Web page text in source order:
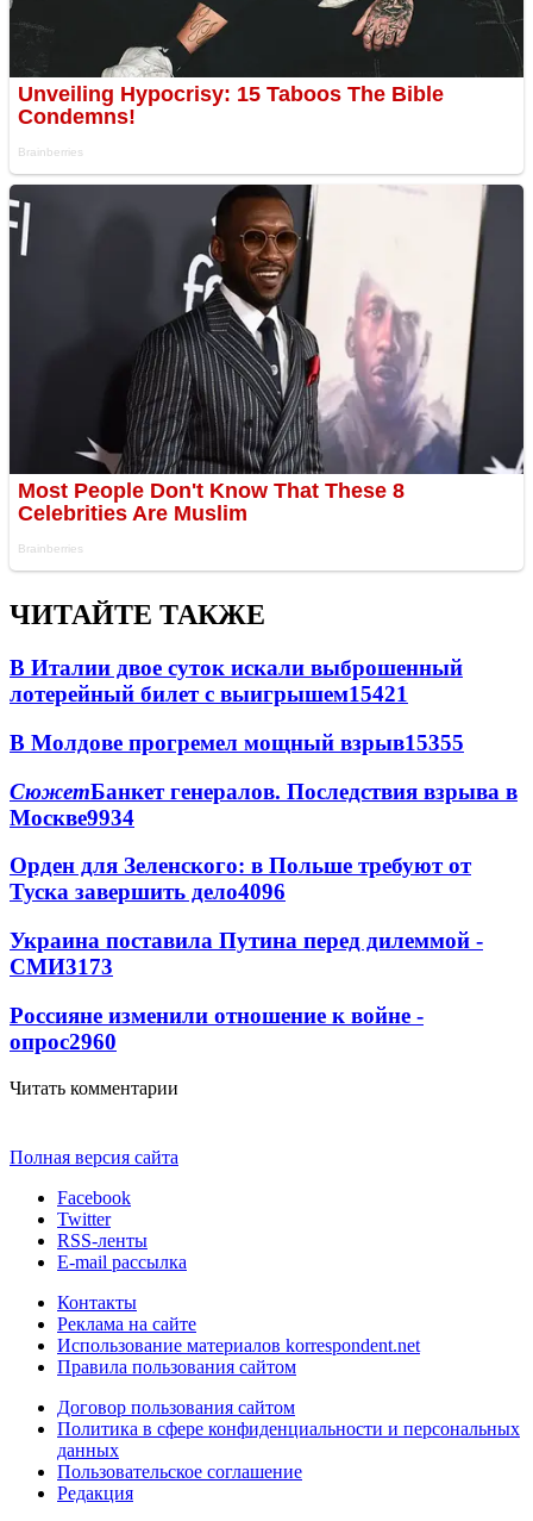
ЧИТАЙТЕ ТАКЖЕ
В Италии двое суток искали выброшенный
лотерейный билет с выигрышем15421
В Молдове прогремел мощный взрыв15355
СюжетБанкет генералов. Последствия взрыва в
Москве9934
Орден для Зеленского: в Польше требуют от
Туска завершить дело4096
Украина поставила Путина перед дилеммой -
СМИ3173
Россияне изменили отношение к войне -
опрос2960
Читать комментарии
Полная версия сайта
Facebook
Twitter
RSS-ленты
E-mail рассылка
Контакты
Реклама на сайте
Использование материалов korrespondent.net
Правила пользования сайтом
Договор пользования сайтом
Политика в сфере конфиденциальности и персональных
данных
Пользовательское соглашение
Редакция